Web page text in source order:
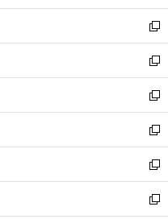
開
く
ウ
で
開
く
ン
ド
ウ
で
開
く
新
し
い
ウ
ィ
ン
ド
ウ
で
開
く
新
し
い
ウ
ィ
ン
ド
ウ
で
開
新
し
い
ウ
ィ
ン
ド
新
し
い
ウ
ィ
新
し
い
新